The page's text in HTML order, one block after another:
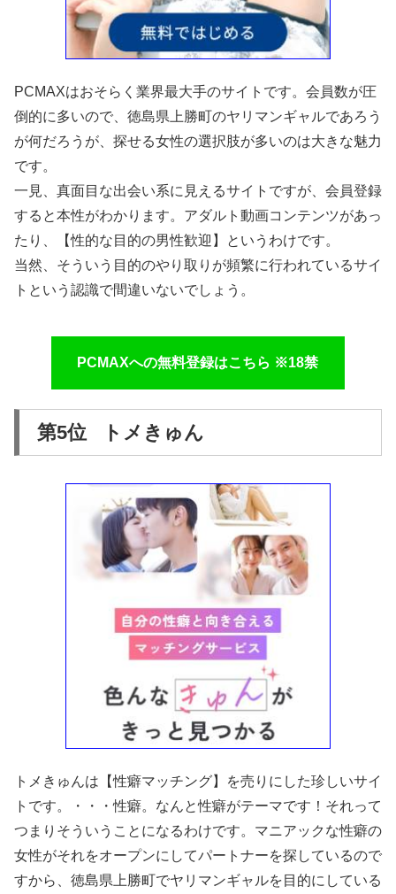
PCMAXはおそらく業界最大手のサイトです。会員数が圧
倒的に多いので、徳島県上勝町のヤリマンギャルであろう
が何だろうが、探せる女性の選択肢が多いのは大きな魅力
です。
一見、真面目な出会い系に見えるサイトですが、会員登録
すると本性がわかります。アダルト動画コンテンツがあっ
たり、【性的な目的の男性歓迎】というわけです。
当然、そういう目的のやり取りが頻繁に行われているサイ
トという認識で間違いないでしょう。
PCMAXへの無料登録はこちら ※18禁
第5位 トメきゅん
トメきゅんは【性癖マッチング】を売りにした珍しいサイ
トです。・・・性癖。なんと性癖がテーマです！それって
つまりそういうことになるわけです。マニアックな性癖の
女性がそれをオープンにしてパートナーを探しているので
すから、徳島県上勝町でヤリマンギャルを目的にしている